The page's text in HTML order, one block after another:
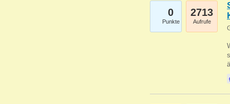
0
Punkte
2713
Aufrufe